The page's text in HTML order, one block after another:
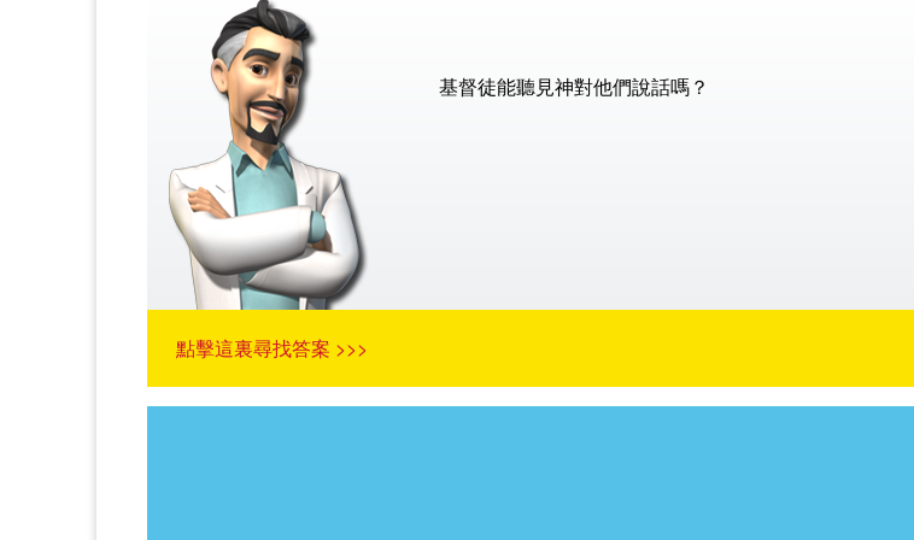
基督徒能聽見神對他們說話嗎？
點擊這裏尋找答案 >>>